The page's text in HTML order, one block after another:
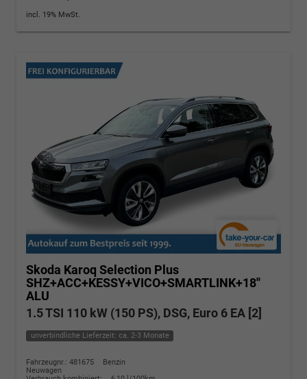
incl. 19% MwSt.
Skoda Karoq Selection Plus
SHZ+ACC+KESSY+VICO+SMARTLINK+18''
ALU
1.5 TSI 110 kW (150 PS), DSG, Euro 6 EA [2]
unverbindliche Lieferzeit: ca. 2-3 Monate
Fahrzeugnr.: 481675
Benzin
Neuwagen